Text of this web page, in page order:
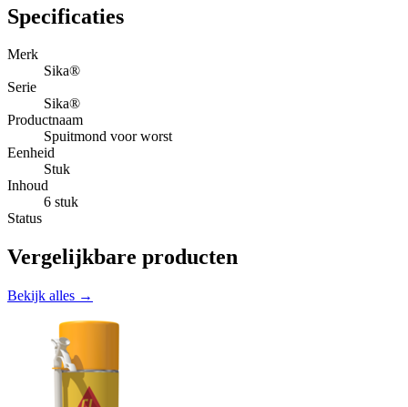
Specificaties
Merk
Sika®
Serie
Sika®
Productnaam
Spuitmond voor worst
Eenheid
Stuk
Inhoud
6 stuk
Status
Vergelijkbare producten
Bekijk alles →